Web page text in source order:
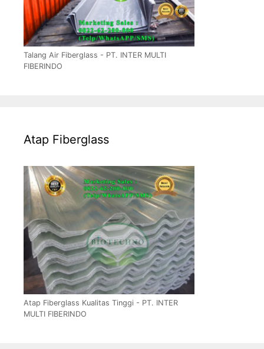
Talang Air Fiberglass - PT. INTER MULTI
FIBERINDO
Atap Fiberglass
Atap Fiberglass Kualitas Tinggi - PT. INTER
MULTI FIBERINDO